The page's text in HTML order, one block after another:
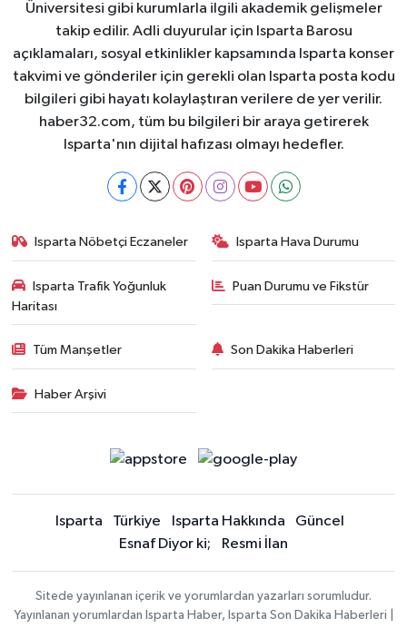
Üniversitesi gibi kurumlarla ilgili akademik gelişmeler
takip edilir. Adli duyurular için Isparta Barosu
açıklamaları, sosyal etkinlikler kapsamında Isparta konser
takvimi ve gönderiler için gerekli olan Isparta posta kodu
bilgileri gibi hayatı kolaylaştıran verilere de yer verilir.
haber32.com, tüm bu bilgileri bir araya getirerek
Isparta'nın dijital hafızası olmayı hedefler.
Isparta Nöbetçi Eczaneler Isparta Hava Durumu
Isparta Trafik Yoğunluk
Haritası
Puan Durumu ve Fikstür
Tüm Manşetler Son Dakika Haberleri
Haber Arşivi
Isparta Türkiye Isparta Hakkında
Güncel
Esnaf Diyor ki;
Resmi İlan
Sitede yayınlanan içerik ve yorumlardan yazarları sorumludur.
Yayınlanan yorumlardan Isparta Haber, Isparta Son Dakika Haberleri |